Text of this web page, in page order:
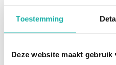
Toestemming
Deze website maakt gebruik
gezondheidsklachten
effectief aan te pakken.
mogelijke oorzaken van
tekorten aan vitamine B12,
Deze onderzoeken geven